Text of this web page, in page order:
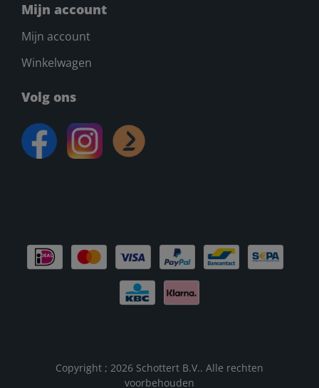
Mijn account
Mijn account
Winkelwagen
Volg ons
Copyright ; 2026 Schottert B.V.. Alle rechten
voorbehouden